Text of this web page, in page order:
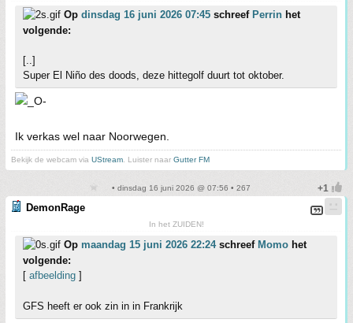
Op dinsdag 16 juni 2026 07:45 schreef Perrin het
volgende:
[..]
Super El Niño des doods, deze hittegolf duurt tot oktober.
Ik verkas wel naar Noorwegen.
Bekijk de webcam via UStream . Luister naar Gutter FM
• dinsdag 16 juni 2026 @ 07:56 • 267
DemonRage
In het ZUIDEN!
Op maandag 15 juni 2026 22:24schreef Momo het
volgende:
[ afbeelding ]
GFS heeft er ook zin in in Frankrijk